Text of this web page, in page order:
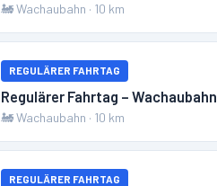
🚂Wachaubahn · 10 km
REGULÄRER FAHRTAG
Regulärer Fahrtag – Wachaubahn
🚂Wachaubahn · 10 km
REGULÄRER FAHRTAG